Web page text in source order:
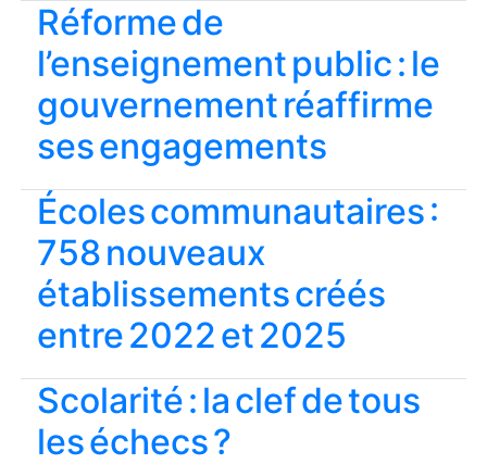
Réforme de
l’enseignement public : le
gouvernement réaffirme
ses engagements
Écoles communautaires :
758 nouveaux
établissements créés
entre 2022 et 2025
Scolarité : la clef de tous
les échecs ?